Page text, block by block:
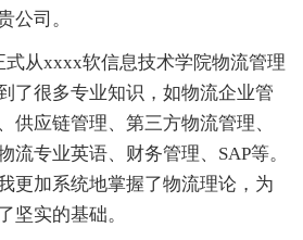
公司。
从xxxx软信息技术学院物流管理
了很多专业知识，如物流企业管
供应链管理、第三方物流管理、
流专业英语、财务管理、SAP等。
更加系统地掌握了物流理论，为
坚实的基础。